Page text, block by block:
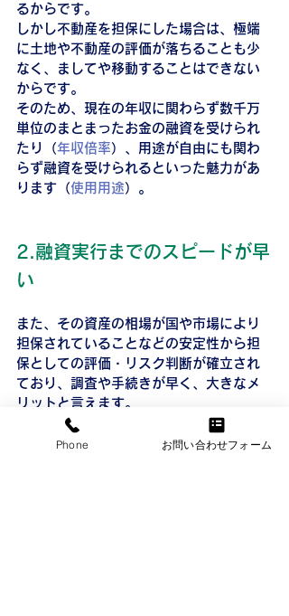
るからです。
しかし不動産を担保にした場合は、極端
に土地や不動産の評価が落ちることも少
なく、ましてや移動することはできない
からです。
そのため、現在の年収に関わらず数千万
単位のまとまったお金の融資を受けられ
たり（年収倍率）、用途が自由にも関わ
らず融資を受けられるといった魅力があ
ります（使用用途）。
2.融資実行までのスピードが早
い
また、その資産の相場が国や市場により
担保されていることなどの安定性から担
保としての評価・リスク判断が確立され
ており、調査や手続きが早く、大きなメ
リットと言えます。
不動産担保ローンのデメリット
Phone お問い合わせフォーム